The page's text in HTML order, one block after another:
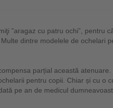
”aragaz cu patru ochi”, pentru
dintre modelele de ochelari
parțial această
pentru copii. Chiar și cu o
pe an de medicul